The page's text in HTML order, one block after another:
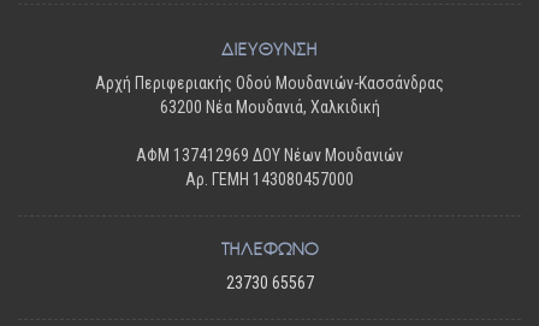
ΔΙΕΥΘΥΝΣΗ
Αρχή Περιφεριακής Οδού Μουδανιών-Κασσάνδρας
63200 Νέα Μουδανιά, Χαλκιδική
ΑΦΜ 137412969 ΔΟΥ Νέων Μουδανιών
Αρ. ΓΕΜΗ 143080457000
ΤΗΛΕΦΩΝΟ
23730 65567